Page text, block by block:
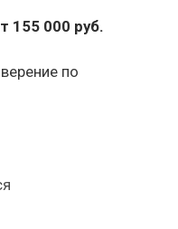
155 000 руб.
по